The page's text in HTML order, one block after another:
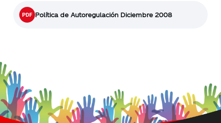
Política de Autoregulación Diciembre 2008